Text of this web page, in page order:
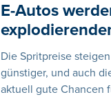
E-Autos
Die Spritpreise
günstiger, und auch
aktuell gute Chancen